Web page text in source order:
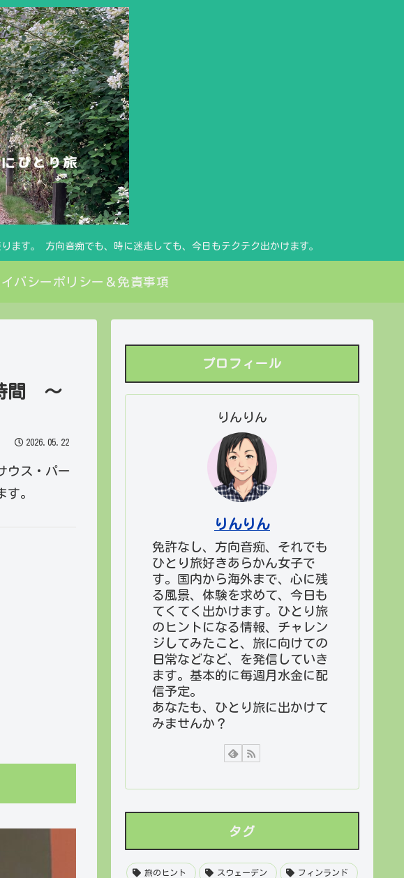
ます。 方向音痴でも、時に迷走しても、今日もテクテク出かけます。
イバシーポリシー＆免責事項
間 ～
2026.05.22
ウス・パー
。
プロフィール
りんりん
りんりん
免許なし、方向音痴、それでも
ひとり旅好きあらかん女子で
す。国内から海外まで、心に残
る風景、体験を求めて、今日も
てくてく出かけます。ひとり旅
のヒントになる情報、チャレン
ジしてみたこと、旅に向けての
日常などなど、を発信していき
ます。基本的に毎週月水金に配
信予定。
あなたも、ひとり旅に出かけて
みませんか？
タグ
旅のヒント スウェーデン フィンランド